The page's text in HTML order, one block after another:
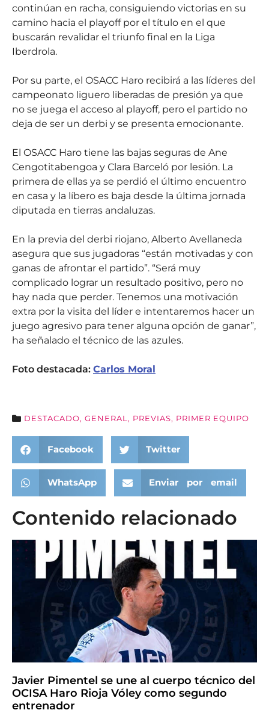
continúan en racha, consiguiendo victorias en su
camino hacia el playoff por el título en el que
buscarán revalidar el triunfo final en la Liga
Iberdrola.
Por su parte, el OSACC Haro recibirá a las líderes del
campeonato liguero liberadas de presión ya que
no se juega el acceso al playoff, pero el partido no
deja de ser un derbi y se presenta emocionante.
El OSACC Haro tiene las bajas seguras de Ane
Cengotitabengoa y Clara Barceló por lesión. La
primera de ellas ya se perdió el último encuentro
en casa y la líbero es baja desde la última jornada
diputada en tierras andaluzas.
En la previa del derbi riojano, Alberto Avellaneda
asegura que sus jugadoras “están motivadas y con
ganas de afrontar el partido”. “Será muy
complicado lograr un resultado positivo, pero no
hay nada que perder. Tenemos una motivación
extra por la visita del líder e intentaremos hacer un
juego agresivo para tener alguna opción de ganar”,
ha señalado el técnico de las azules.
Foto destacada: Carlos Moral
DESTACADO, GENERAL , PREVIAS, PRIMER EQUIPO
Facebook Twitter
WhatsApp Enviar por email
Contenido relacionado
Javier Pimentel se une al cuerpo técnico del
OCISA Haro Rioja Vóley como segundo
entrenador